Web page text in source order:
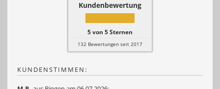
Kundenbewertung
5von 5Sternen
132 Bewertungen seit 2017
KUNDENSTIMMEN: